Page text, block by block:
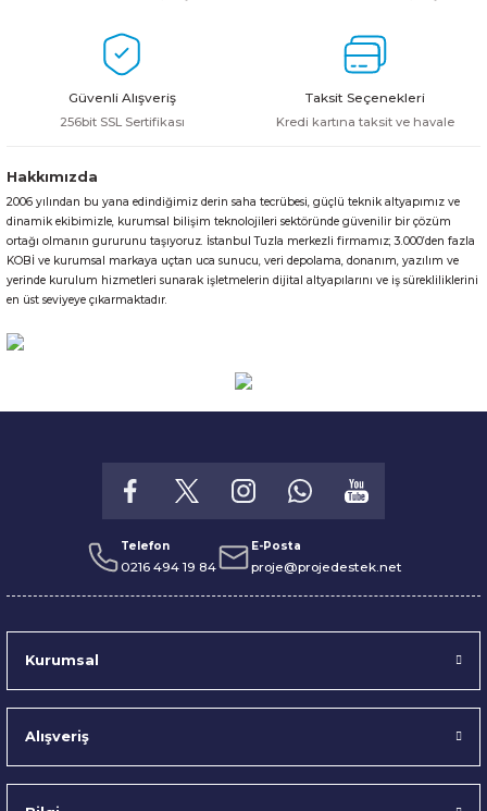
Güvenli Alışveriş
256bit SSL Sertifikası
Taksit Seçenekleri
Kredi kartına taksit ve havale
Hakkımızda
2006 yılından bu yana edindiğimiz derin saha tecrübesi, güçlü teknik altyapımız ve
dinamik ekibimizle, kurumsal bilişim teknolojileri sektöründe güvenilir bir çözüm
ortağı olmanın gururunu taşıyoruz. İstanbul Tuzla merkezli firmamız; 3.000’den fazla
KOBİ ve kurumsal markaya uçtan uca sunucu, veri depolama, donanım, yazılım ve
yerinde kurulum hizmetleri sunarak işletmelerin dijital altyapılarını ve iş sürekliliklerini
en üst seviyeye çıkarmaktadır.
Telefon
0216 494 19 84
E-Posta
proje@projedestek.net
Kurumsal
Alışveriş